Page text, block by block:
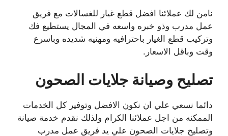
نامن لك عملائنا افضل قطع غيار للغسالات مع فريق
عمل مدرب وذو خبره واسعه في المجال يستطيع فك
وتركيب قطع الغيار باحترافيه ومهنيه شديده وباسرع
وقت وباقل الاسعار.
تصليح وصيانة جلايات الصحون
دائما نسعي علي ان نكون الافضل وتوفير كل الخدمات
الممكنه من اجل عملائنا الكرام ولذلك نقدم خدمة صيانة
وتصليح جلايات الصحون علي يد فريق عمل مدرب